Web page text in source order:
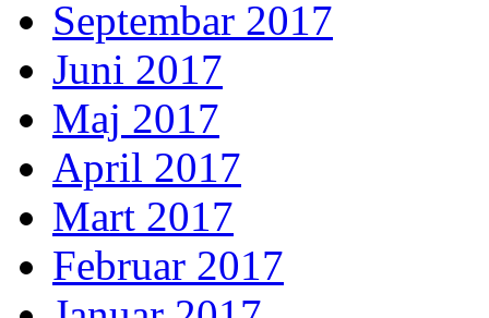
Septembar 2017
Juni 2017
Maj 2017
April 2017
Mart 2017
Februar 2017